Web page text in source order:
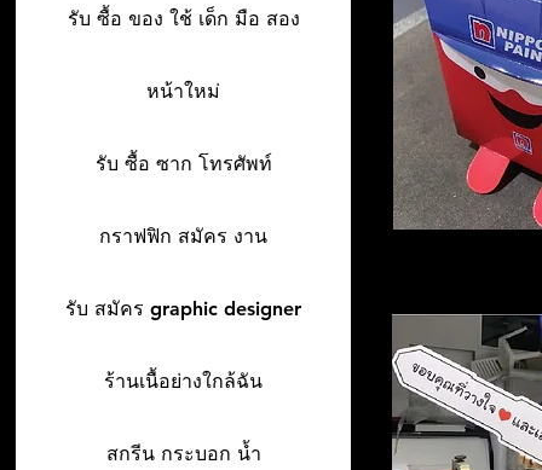
รับ ซื้อ ของ ใช้ เด็ก มือ สอง
หน้าใหม่
รับ ซื้อ ซาก โทรศัพท์
กราฟฟิก สมัคร งาน
รับ สมัคร graphic designer
ร้านเนื้อย่างใกล้ฉัน
สกรีน กระบอก น้ำ